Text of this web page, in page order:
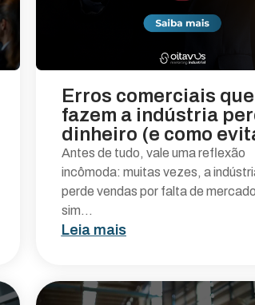
Erros comerciais que
fazem a indústria
dinheiro (e como
Antes de tudo, vale uma reflexão
incômoda: muitas vezes, a
perde vendas por falta de
sim...
Leia mais